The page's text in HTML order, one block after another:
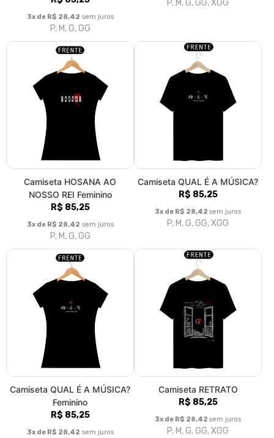
3x de R$ 28,42 sem juros
P, M, G, GG
P, M, G, GG, XGG
Camiseta HOSANA AO
NOSSO REI Feminino
R$ 85,25
3x de R$ 28,42 sem juros
P, M, G, GG
Camiseta QUAL É A MÚSICA?
R$ 85,25
3x de R$ 28,42 sem juros
P, M, G, GG, XGG
Camiseta QUAL É A MÚSICA?
Feminino
R$ 85,25
3x de R$ 28,42 sem juros
Camiseta RETRATO
R$ 85,25
3x de R$ 28,42 sem juros
P, M, G, GG, XGG